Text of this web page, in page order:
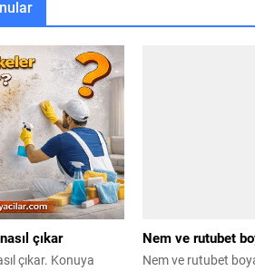
çıkar
çıkar. Konuya
Nem ve rutubet
Nem ve rutubet